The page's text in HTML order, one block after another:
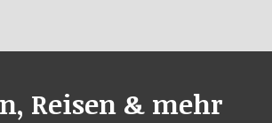
Reisen & mehr